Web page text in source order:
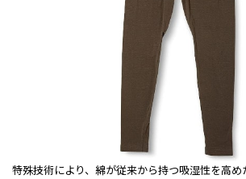
特殊技術により、綿が従来から持つ吸湿性を高め